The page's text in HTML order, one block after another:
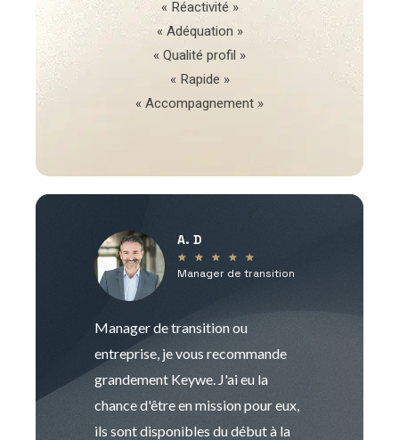
« Réactivité »
« Adéquation »
« Qualité profil »
« Rapide »
« Accompagnement »
A. D
★ ★ ★ ★ ★
Manager de transition
Manager de transition ou
entreprise, je vous recommande
grandement Keywe. J'ai eu la
chance d'être en mission pour eux,
ils sont disponibles du début à la